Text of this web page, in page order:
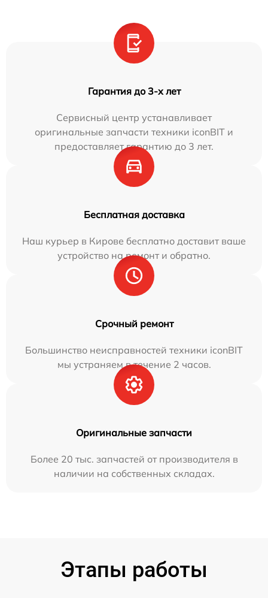
Гарантия до 3-х лет
Сервисный центр устанавливает
оригинальные запчасти техники iconBIT и
предоставляет гарантию до 3 лет.
Бесплатная доставка
Наш курьер в Кирове бесплатно доставит ваше
устройство на ремонт и обратно.
Срочный ремонт
Большинство неисправностей техники iconBIT
мы устраняем в течение 2 часов.
Оригинальные запчасти
Более 20 тыс. запчастей от производителя в
наличии на собственных складах.
Этапы работы